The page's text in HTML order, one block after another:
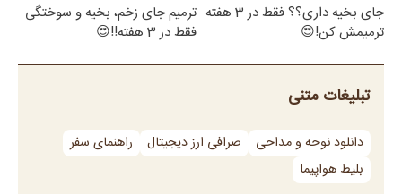
جای بخیه داری؟؟ فقط در 3 هفته
ترمیمش کن!😍
ترمیم جای زخم، بخیه و سوختگی
فقط در 3 هفته!!😍
تبلیغات متنی
دانلود نوحه و مداحی صرافی ارز دیجیتال
راهنمای سفر
بلیط هواپیما